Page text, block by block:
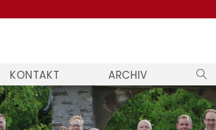
KONTAKT ARCHIV